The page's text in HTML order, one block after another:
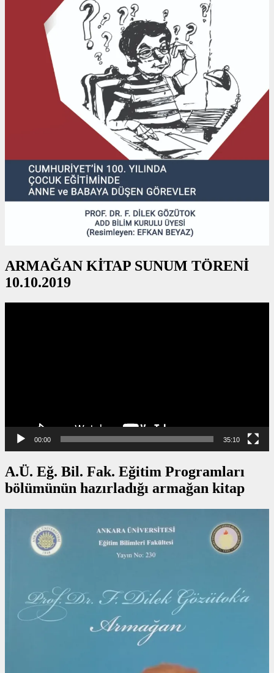
ARMAĞAN KİTAP SUNUM TÖRENİ
10.10.2019
00:00 35:10
A.Ü. Eğ. Bil. Fak. Eğitim Programları
bölümünün hazırladığı armağan kitap